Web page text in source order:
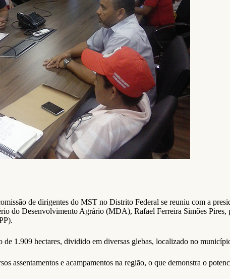
de dirigentes do MST no Distrito Federal se reuniu com a
do Desenvolvimento Agrário (MDA), Rafael Ferreira Simões
1.909 hectares, dividido em diversas glebas, localizado no
assentamentos e acampamentos na região, o que demonstra o